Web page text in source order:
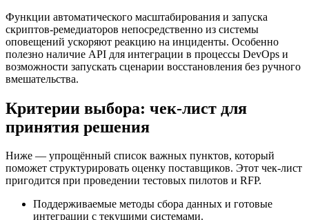
Функции автоматического масштабирования и запуска
скриптов-ремедиаторов непосредственно из системы
оповещений ускоряют реакцию на инциденты. Особенно
полезно наличие API для интеграции в процессы DevOps и
возможности запускать сценарии восстановления без ручного
вмешательства.
Критерии выбора: чек-лист для
принятия решения
Ниже — упрощённый список важных пунктов, который
поможет структурировать оценку поставщиков. Этот чек-лист
пригодится при проведении тестовых пилотов и RFP.
Поддерживаемые методы сбора данных и готовые
интеграции с текущими системами.